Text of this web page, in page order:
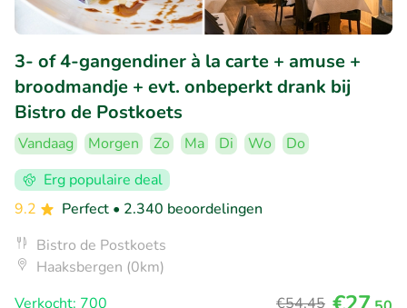
3- of 4-gangendiner à la carte + amuse +
broodmandje + evt. onbeperkt drank bij
Bistro de Postkoets
Vandaag Morgen Zo Ma Di Wo
Do
Erg populaire deal
9.2
Perfect • 2.340 beoordelingen
Bistro de Postkoets
Haaksbergen (0km)
Verkocht: 700
€54,45